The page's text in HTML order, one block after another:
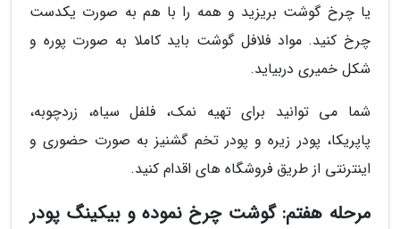
یا چرخ گوشت بریزید و همه را با هم به صورت یکدست
چرخ کنید. مواد فلافل گوشت باید کاملا به صورت پوره و
شکل خمیری دربیاید.
شما می توانید برای تهیه نمک، فلفل سیاه، زردچوبه،
پاپریکا، پودر زیره و پودر تخم گشنیز به صورت حضوری و
اینترنتی از طریق فروشگاه های اقدام کنید.
مرحله هفتم: گوشت چرخ نموده و بیکینگ پودر